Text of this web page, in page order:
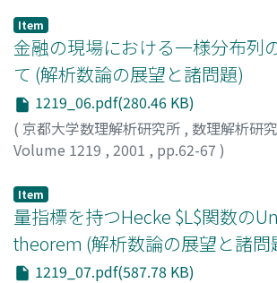
Item
金融の現場における一様分布列
て (解析数論の展望と諸問題)
1219_06.pdf(280.46 KB)
( 京都大学数理解析研究所 , 数理解析研
Volume 1219 , 2001 , pp.62-67 )
Item
量指標を持つHecke $L$関数の
theorem (解析数論の展望と諸問
1219_07.pdf(587.78 KB)